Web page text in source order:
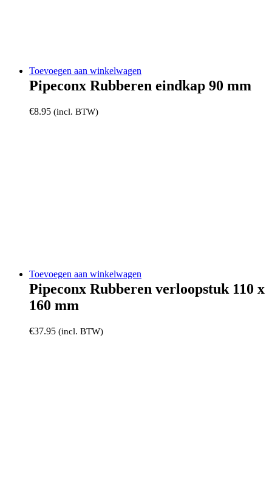
Toevoegen aan winkelwagen
Pipeconx Rubberen eindkap 90 mm
€8.95 (incl. BTW)
Toevoegen aan winkelwagen
Pipeconx Rubberen verloopstuk 110 x
160 mm
€37.95 (incl. BTW)